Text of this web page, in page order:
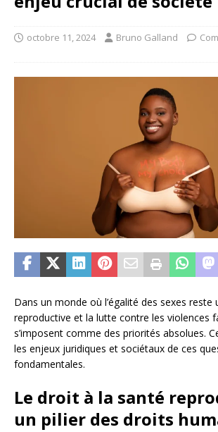
octobre 11, 2024 Bruno Galland
Dans un monde où l’égalité des sexes reste
reproductive et la lutte contre les violences
s’imposent comme des priorités absolues.
les enjeux juridiques et sociétaux de ces
fondamentales.
Le droit à la santé
un pilier des droits